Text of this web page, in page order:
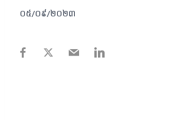
០៥/០៩/២០២៣